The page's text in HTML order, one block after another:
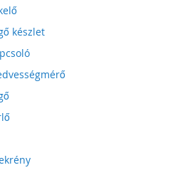
készlet